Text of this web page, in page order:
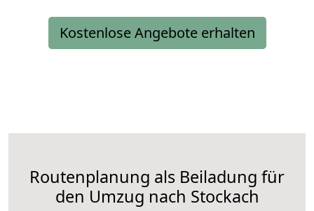
Kostenlose Angebote erhalten
Routenplanung als Beiladung für
den Umzug nach Stockach